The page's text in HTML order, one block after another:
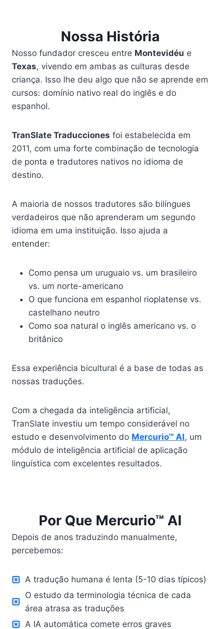
Nossa História
Nosso fundador cresceu entre Montevidéu e
Texas, vivendo em ambas as culturas desde
criança. Isso lhe deu algo que não se aprende em
cursos: domínio nativo real do inglês e do
espanhol.
TranSlate Traducciones foi estabelecida em
2011, com uma forte combinação de tecnologia
de ponta e tradutores nativos no idioma de
destino.
A maioria de nossos tradutores são bilíngues
verdadeiros que não aprenderam um segundo
idioma em uma instituição. Isso ajuda a
entender:
Como pensa um uruguaio vs. um brasileiro
vs. um norte-americano
O que funciona em espanhol rioplatense vs.
castelhano neutro
Como soa natural o inglês americano vs. o
britânico
Essa experiência bicultural é a base de todas as
nossas traduções.
Com a chegada da inteligência artificial,
TranSlate investiu um tempo considerável no
estudo e desenvolvimento do Mercurio™ AI, um
módulo de inteligência artificial de aplicação
linguística com excelentes resultados.
Por Que Mercurio™ AI
Depois de anos traduzindo manualmente,
percebemos:
A tradução humana é lenta (5-10 dias típicos)
O estudo da terminologia técnica de cada
área atrasa as traduções
A IA automática comete erros graves